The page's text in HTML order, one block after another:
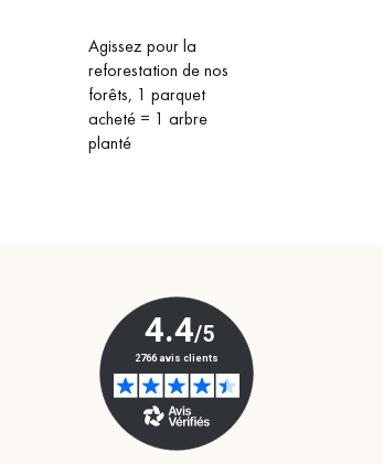
Agissez pour la
reforestation de nos
forêts, 1 parquet
acheté = 1 arbre
planté